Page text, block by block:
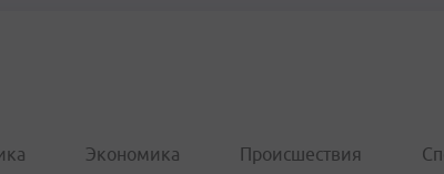
Экономика Происшествия